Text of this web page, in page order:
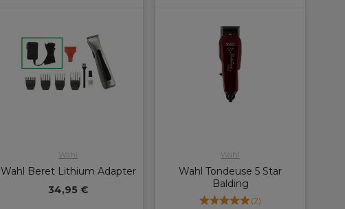
Wahl
Wahl Beret Lithium Adapter
34,95 €
Wahl
Wahl Tondeuse 5 Star
Balding
(2)